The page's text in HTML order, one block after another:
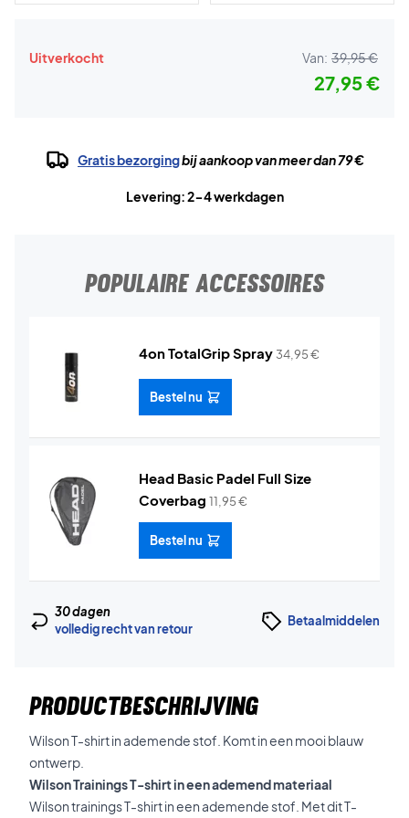
Uitverkocht Van: 39,95 €
27,95 €
Gratis bezorgingbij aankoop van meer dan 79 €
Levering: 2-4 werkdagen
POPULAIRE ACCESSOIRES
4on TotalGrip Spray 34,95€
Bestel nu
Head Basic Padel Full Size
Coverbag 11,95€
Bestel nu
30 dagen
volledig recht van retour
Betaalmiddelen
PRODUCTBESCHRIJVING
Wilson T-shirt in ademende stof. Komt in een mooi blauw
ontwerp.
Wilson Trainings T-shirt in een ademend materiaal
Wilson trainings T-shirt in een ademende stof. Met dit T-